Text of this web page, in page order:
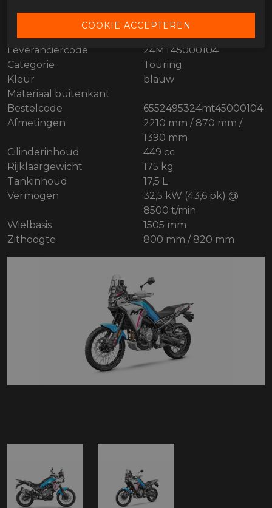
Merk
CFMoto
Leveranciercode
24MT45000104
Categorie
Touring
Kleur
blauw
Materiaal buitenkant
Bestelcode
6552495324mt45000104
Afmetingen
2210 mm / 870 mm /
1390 mm
Cilinderinhoud
449 cc
Rijklaargewicht
175 kg
Tankinhoud
17,5 L
Vermogen
32,5 kW (43,6 pk) @
8500 t/min
Wielbasis
1505 mm
Zithoogte
800 mm / 820 mm